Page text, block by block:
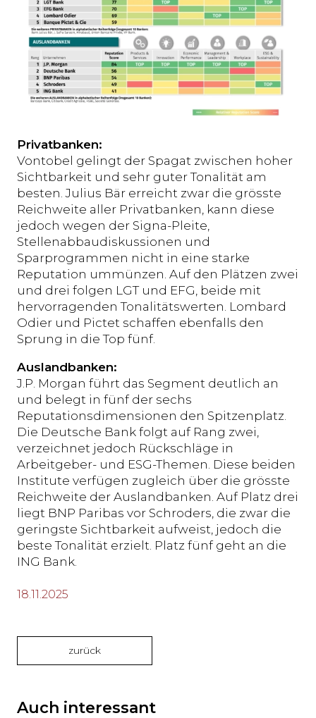
Privatbanken:
Vontobel gelingt der Spagat zwischen hoher
Sichtbarkeit und sehr guter Tonalität am
besten. Julius Bär erreicht zwar die grösste
Reichweite aller Privatbanken, kann diese
jedoch wegen der Signa-Pleite,
Stellenabbaudiskussionen und
Sparprogrammen nicht in eine starke
Reputation ummünzen. Auf den Plätzen zwei
und drei folgen LGT und EFG, beide mit
hervorragenden Tonalitätswerten. Lombard
Odier und Pictet schaffen ebenfalls den
Sprung in die Top fünf.
Auslandbanken:
J.P. Morgan führt das Segment deutlich an
und belegt in fünf der sechs
Reputationsdimensionen den Spitzenplatz.
Die Deutsche Bank folgt auf Rang zwei,
verzeichnet jedoch Rückschläge in
Arbeitgeber- und ESG-Themen. Diese beiden
Institute verfügen zugleich über die grösste
Reichweite der Auslandbanken. Auf Platz drei
liegt BNP Paribas vor Schroders, die zwar die
geringste Sichtbarkeit aufweist, jedoch die
beste Tonalität erzielt. Platz fünf geht an die
ING Bank.
18.11.2025
zurück
Auch interessant